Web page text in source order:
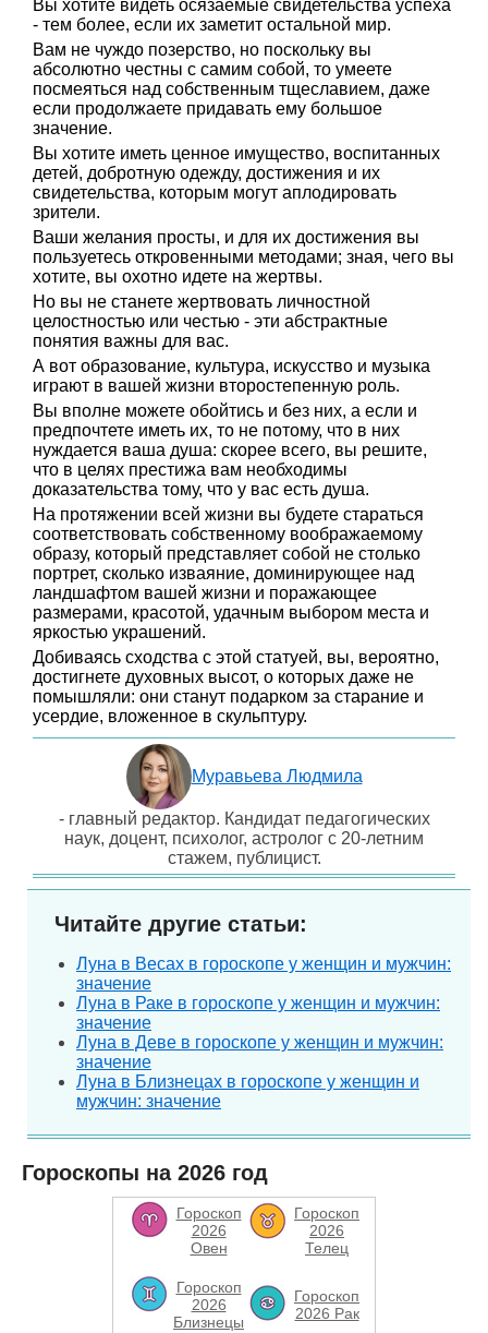
Вы хотите видеть осязаемые свидетельства успеха
- тем более, если их заметит остальной мир.
Вам не чуждо позерство, но поскольку вы
абсолютно честны с самим собой, то умеете
посмеяться над собственным тщеславием, даже
если продолжаете придавать ему большое
значение.
Вы хотите иметь ценное имущество, воспитанных
детей, добротную одежду, достижения и их
свидетельства, которым могут аплодировать
зрители.
Ваши желания просты, и для их достижения вы
пользуетесь откровенными методами; зная, чего вы
хотите, вы охотно идете на жертвы.
Но вы не станете жертвовать личностной
целостностью или честью - эти абстрактные
понятия важны для вас.
А вот образование, культура, искусство и музыка
играют в вашей жизни второстепенную роль.
Вы вполне можете обойтись и без них, а если и
предпочтете иметь их, то не потому, что в них
нуждается ваша душа: скорее всего, вы решите,
что в целях престижа вам необходимы
доказательства тому, что у вас есть душа.
На протяжении всей жизни вы будете стараться
соответствовать собственному воображаемому
образу, который представляет собой не столько
портрет, сколько изваяние, доминирующее над
ландшафтом вашей жизни и поражающее
размерами, красотой, удачным выбором места и
яркостью украшений.
Добиваясь сходства с этой статуей, вы, вероятно,
достигнете духовных высот, о которых даже не
помышляли: они станут подарком за старание и
усердие, вложенное в скульптуру.
Муравьева Людмила
- главный редактор. Кандидат педагогических
наук, доцент, психолог, астролог с 20-летним
стажем, публицист.
Читайте другие статьи:
Луна в Весах в гороскопе у женщин и мужчин:
значение
Луна в Раке в гороскопе у женщин и мужчин:
значение
Луна в Деве в гороскопе у женщин и мужчин:
значение
Луна в Близнецах в гороскопе у женщин и
мужчин: значение
Гороскопы на 2026 год
Гороскоп
2026
Овен
Гороскоп
2026
Телец
Гороскоп
2026
Близнецы
Гороскоп
2026 Рак